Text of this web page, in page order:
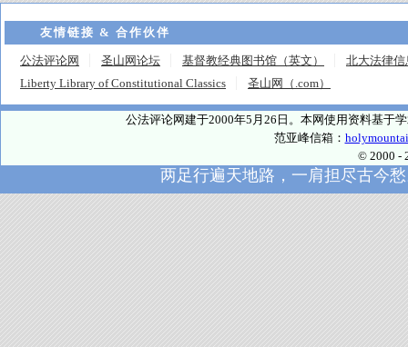
友情链接 & 合作伙伴
公法评论网 圣山网论坛 基督教经典图书馆（英文）
北大法律信
Liberty Library of Constitutional Classics
圣山网（.com）
公法评论网建于2000年5月26日。本网使用资料基于
范亚峰信箱：
© 2000 -
两足行遍天地路，一肩担尽古今